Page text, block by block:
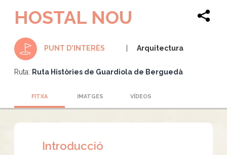
HOSTAL NOU
PUNT D'INTERÈS Arquitectura
Ruta: Ruta Històries de Guardiola de Berguedà
FITXA IMATGES VÍDEOS
Introducció